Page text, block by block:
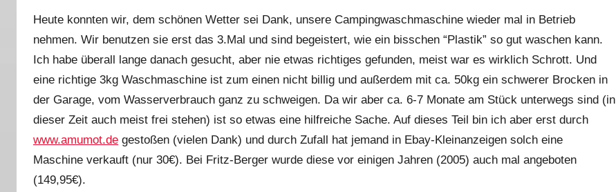
n
M
a
r
k
u
Heute konnten wir, dem schönen Wetter sei Dank, unsere Campingwaschmaschine wieder mal in Betrieb
nehmen. Wir benutzen sie erst das 3.Mal und sind begeistert, wie ein bisschen “Plastik” so gut waschen kann.
Ich habe überall lange danach gesucht, aber nie etwas richtiges gefunden, meist war es wirklich Schrott. Und
eine richtige 3kg Waschmaschine ist zum einen nicht billig und außerdem mit ca. 50kg ein schwerer Brocken in
der Garage, vom Wasserverbrauch ganz zu schweigen. Da wir aber ca. 6-7 Monate am Stück unterwegs sind (in
dieser Zeit auch meist frei stehen) ist so etwas eine hilfreiche Sache. Auf dieses Teil bin ich aber erst durch
www.amumot.de gestoßen (vielen Dank) und durch Zufall hat jemand in Ebay-Kleinanzeigen solch eine
Maschine verkauft (nur 30€). Bei Fritz-Berger wurde diese vor einigen Jahren (2005) auch mal angeboten
(149,95€).